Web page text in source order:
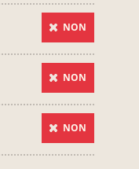
NON
NON
NON